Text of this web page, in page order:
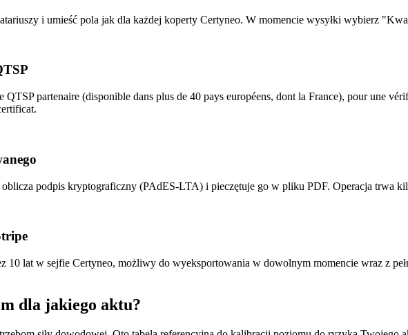
i umieść pola jak dla każdej koperty Certyneo. W momencie wysyłki wybierz
QTSP partenaire (disponible dans plus de 40 pays européens, dont la France), pour une
podpis kryptograficzny (PAdES-LTA) i pieczętuje go w pliku PDF. Operacja trwa
10 lat w sejfie Certyneo, możliwy do wyeksportowania w dowolnym momencie wraz z
dla jakiego aktu?